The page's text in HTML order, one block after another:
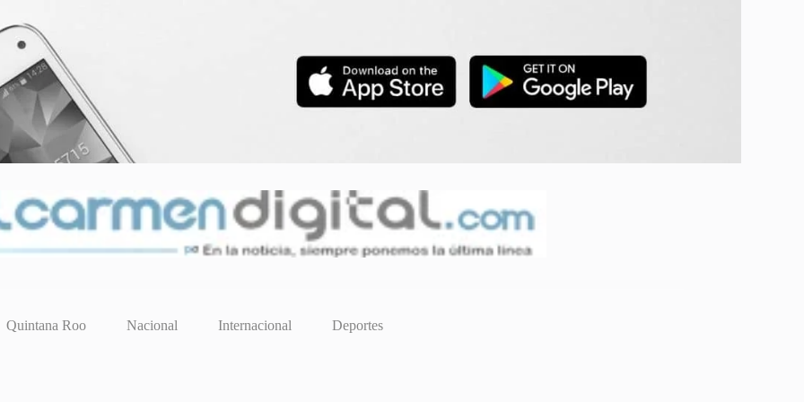
Quintana Roo Nacional Internacional Deportes